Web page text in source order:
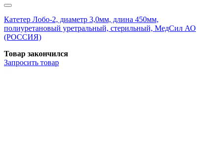
Катетер Лобо-2, диаметр 3,0мм, длина 450мм,
полиуретановый уретральный, стерильный, МедСил АО
(РОССИЯ)
Товар закончился
Запросить товар